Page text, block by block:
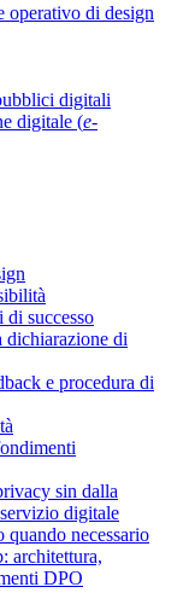
operativo di design
digitali
digitale (e-
di successo
dichiarazione di
e procedura di
sin dalla
digitale
necessario
architettura,
DPO